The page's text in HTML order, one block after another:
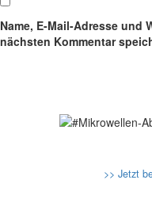
Name, E-Mail-Adresse und
nächsten Kommentar
>> Jetzt